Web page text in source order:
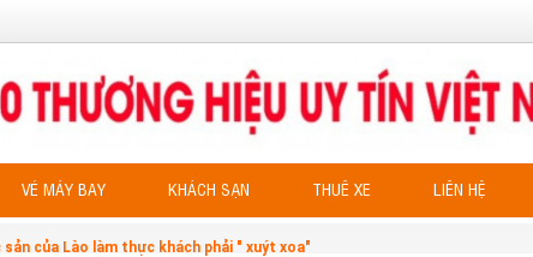
VÉ MÁY BAY KHÁCH SẠN THUÊ XE LIÊN HỆ
của Lào làm thực khách phải " xuýt xoa"